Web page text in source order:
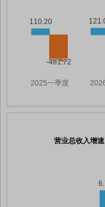
营业总收入增速